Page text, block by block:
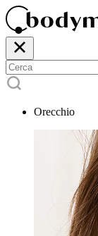
Orecchio